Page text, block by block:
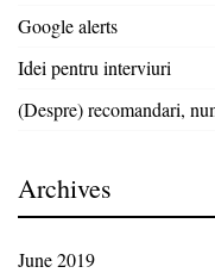
Google alerts
Idei pentru interviuri
(Despre) recomandari,
Archives
June 2019